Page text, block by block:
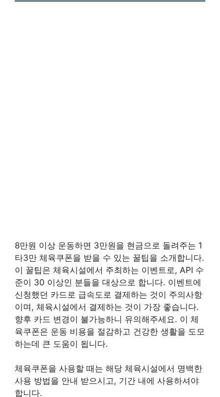
8만원 이상 운동하면 3만원을 현금으로 돌려주는 1
타3만 체육쿠폰을 받을 수 있는 꿀팁을 소개합니다.
이 꿀팁은 체육시설에서 주최하는 이벤트로, API 수
준이 30 이상인 분들을 대상으로 합니다. 이벤트에
신청했던 카드로 급속도로 결제하는 것이 주의사항
이며, 체육시설에서 결제하는 것이 가장 좋습니다.
향후 카드 변경이 불가능하니 유의해주세요. 이 체
육쿠폰은 운동 비용을 절감하고 건강한 생활을 도모
하는데 큰 도움이 됩니다.
체육쿠폰을 사용할 때는 해당 체육시설에서 명백한
사용 방법을 안내 받으시고, 기간 내에 사용하셔야
합니다.